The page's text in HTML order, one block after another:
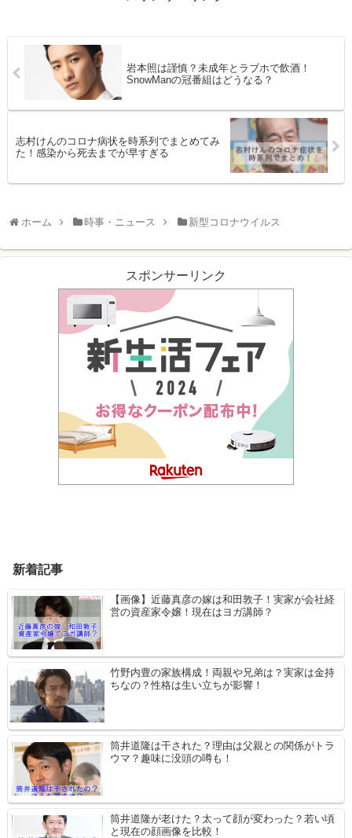
岩本照は謹慎？未成年とラブホで飲酒！
SnowManの冠番組はどうなる？
志村けんのコロナ病状を時系列でまとめてみ
た！感染から死去までが早すぎる
ホーム 時事・ニュース 新型コロナウイルス
スポンサーリンク
新着記事
【画像】近藤真彦の嫁は和田敦子！実家が会社経
営の資産家令嬢！現在はヨガ講師？
竹野内豊の家族構成！両親や兄弟は？実家は金持
ちなの？性格は生い立ちが影響！
筒井道隆は干された？理由は父親との関係がトラ
ウマ？趣味に没頭の噂も！
筒井道隆が老けた？太って顔が変わった？若い頃
と現在の顔画像を比較！